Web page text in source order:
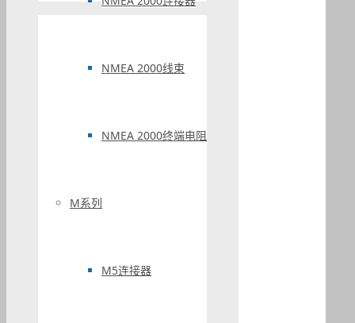
NMEA 2000线束
NMEA 2000终端电阻
M系列
M5连接器